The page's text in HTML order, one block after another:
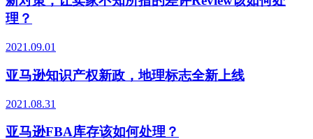
理？
2021.09.01
亚马逊知识产权新政，地理标志全新上线
2021.08.31
亚马逊FBA库存该如何处理？